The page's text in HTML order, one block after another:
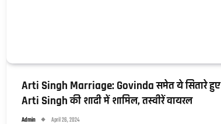
Arti Singh Marriage: Govinda समेत ये सितारे हुए
Arti Singh की शादी में शामिल, तस्वीरें वायरल
Admin April 26, 2024